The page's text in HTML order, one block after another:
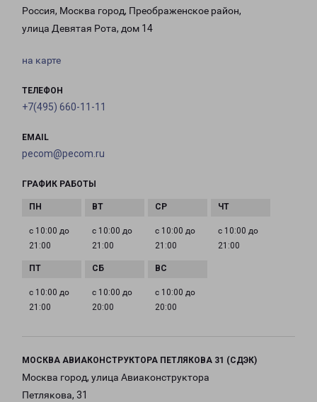
Россия, Москва город, Преображенское район,
улица Девятая Рота, дом 14
на карте
ТЕЛЕФОН
+7(495) 660-11-11
EMAIL
pecom@pecom.ru
ГРАФИК РАБОТЫ
с 10:00 до
21:00
с 10:00 до
21:00
с 10:00 до
21:00
с 10:00 до
21:00
с 10:00 до
21:00
с 10:00 до
20:00
с 10:00 до
20:00
МОСКВА АВИАКОНСТРУКТОРА ПЕТЛЯКОВА 31 (СДЭК)
Москва город, улица Авиаконструктора
Петлякова, 31